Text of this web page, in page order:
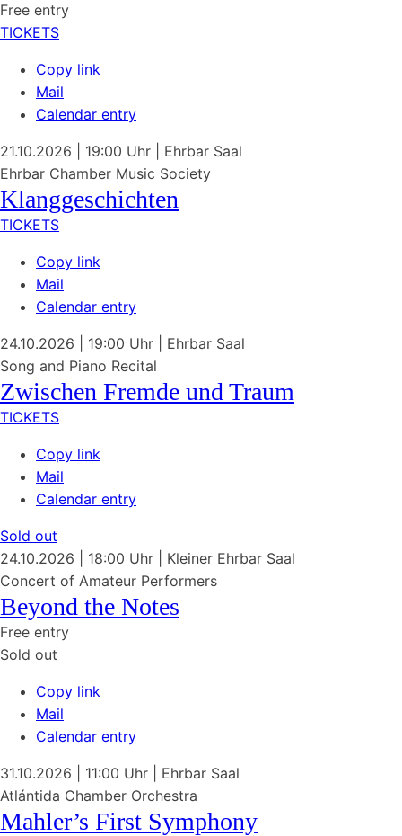
Free entry
TICKETS
Copy link
Mail
Calendar entry
21.10.2026 | 19:00 Uhr
Ehrbar Saal
Ehrbar Chamber Music Society
Klanggeschichten
TICKETS
Copy link
Mail
Calendar entry
24.10.2026 | 19:00 Uhr
Ehrbar Saal
Song and Piano Recital
Zwischen Fremde und Traum
TICKETS
Copy link
Mail
Calendar entry
Sold out
24.10.2026
| 18:00 Uhr
Kleiner Ehrbar Saal
Concert of Amateur Performers
Beyond the Notes
Free entry
Sold out
Copy link
Mail
Calendar entry
31.10.2026 | 11:00 Uhr
Ehrbar Saal
Atlántida Chamber Orchestra
Mahler’s First Symphony